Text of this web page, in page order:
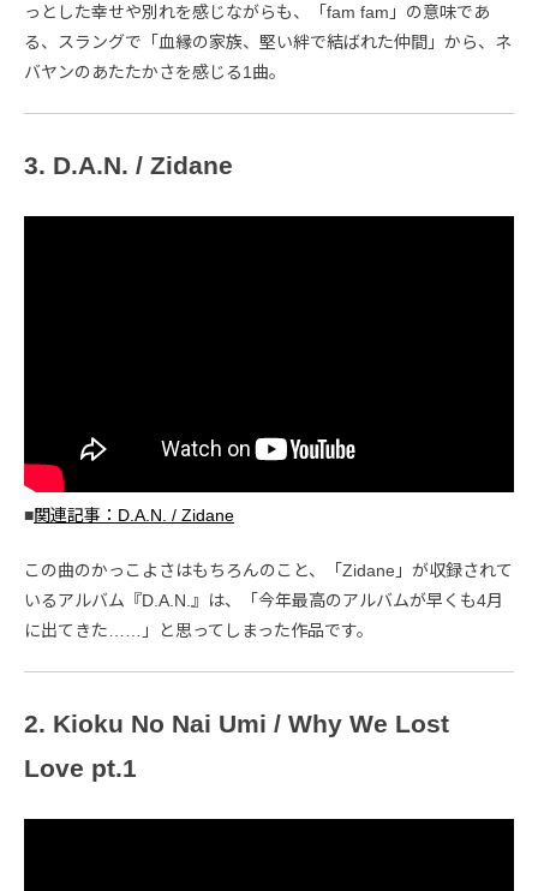
っとした幸せや別れを感じながらも、「fam fam」の意味であ
る、スラングで「血縁の家族、堅い絆で結ばれた仲間」から、ネ
バヤンのあたたかさを感じる1曲。
3. D.A.N. / Zidane
■関連記事：D.A.N. / Zidane
この曲のかっこよさはもちろんのこと、「Zidane」が収録されて
いるアルバム『D.A.N.』は、「今年最高のアルバムが早くも4月
に出てきた……」と思ってしまった作品です。
2. Kioku No Nai Umi / Why We Lost
Love pt.1